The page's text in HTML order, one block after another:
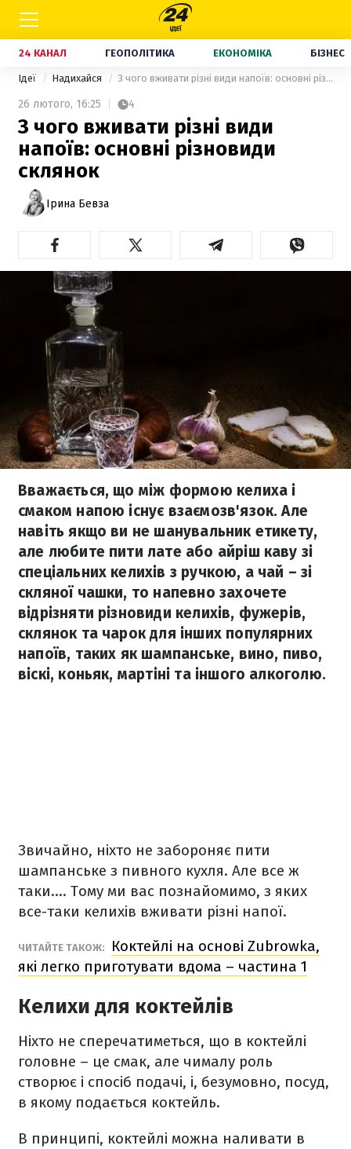
24 КАНАЛ ГЕОПОЛІТИКА ЕКОНОМІКА БІЗНЕС
Ідеї Надихайся З чого вживати різні види напоїв: основні різновиди склянок
26 лютого, 16:25 4
З чого вживати різні види
напоїв: основні різновиди
склянок
Ірина Бевза
Вважається, що між формою келиха і
смаком напою існує взаємозв'язок. Але
навіть якщо ви не шанувальник етикету,
але любите пити лате або айріш каву зі
спеціальних келихів з ручкою, а чай – зі
скляної чашки, то напевно захочете
відрізняти різновиди келихів, фужерів,
склянок та чарок для інших популярних
напоїв, таких як шампанське, вино, пиво,
віскі, коньяк, мартіні та іншого алкоголю.
Звичайно, ніхто не забороняє пити
шампанське з пивного кухля. Але все ж
таки…. Тому ми вас познайомимо, з яких
все-таки келихів вживати різні напої.
ЧИТАЙТЕ ТАКОЖ:
Коктейлі на основі Zubrowka,
які легко приготувати вдома – частина 1
Келихи для коктейлів
Ніхто не сперечатиметься, що в коктейлі
головне – це смак, але чималу роль
створює і спосіб подачі, і, безумовно, посуд,
в якому подається коктейль.
В принципі, коктейлі можна наливати в